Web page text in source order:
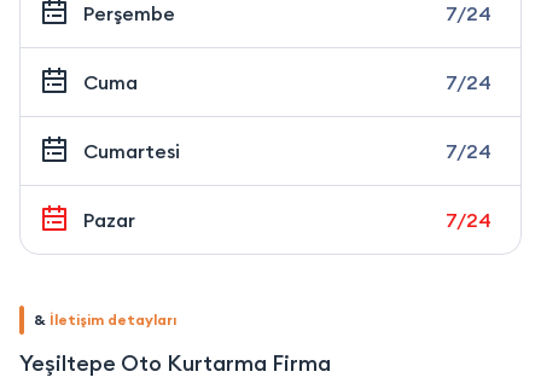
Perşembe 7/24
Cuma 7/24
Cumartesi 7/24
Pazar 7/24
& İletişim detayları
Yeşiltepe Oto Kurtarma Firma